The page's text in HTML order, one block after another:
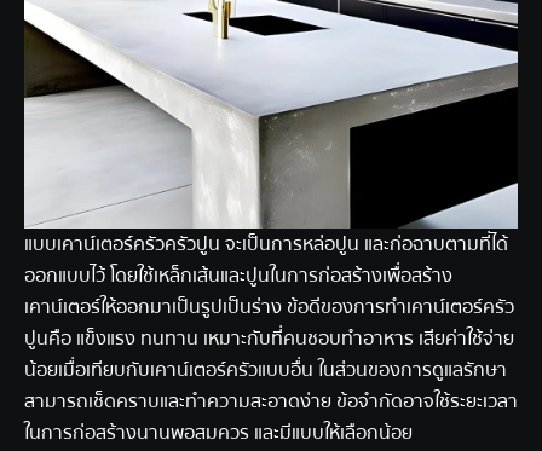
แบบเคาน์เตอร์ครัวครัวปูน จะเป็นการหล่อปูน และก่อฉาบตามที่ได้
ออกแบบไว้ โดยใช้เหล็กเส้นและปูนในการก่อสร้างเพื่อสร้าง
เคาน์เตอร์ให้ออกมาเป็นรูปเป็นร่างข้อดีของการทำเคาน์เตอร์ครัว
ปูนคือ แข็งแรง ทนทาน เหมาะกับที่คนชอบทำอาหาร เสียค่าใช้จ่าย
น้อยเมื่อเทียบกับเคาน์เตอร์ครัวแบบอื่น ในส่วนของการดูแลรักษา
สามารถเช็ดคราบและทำความสะอาดง่าย ข้อจำกัดอาจใช้ระยะเวลา
ในการก่อสร้างนานพอสมควร และมีแบบให้เลือกน้อย